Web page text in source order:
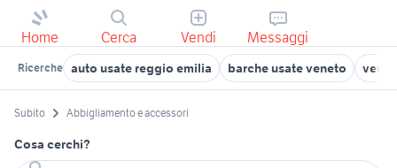
Home Cerca Vendi Messaggi
Ricerche auto usate reggio emilia barche usate veneto
Subito Abbigliamento e accessori
Cosa cerchi?